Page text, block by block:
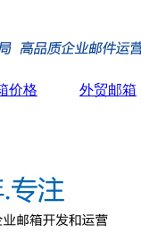
价格 外贸邮箱